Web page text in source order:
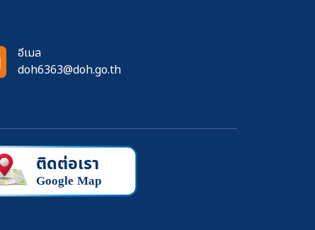
อีเมล
doh6363@doh.go.th